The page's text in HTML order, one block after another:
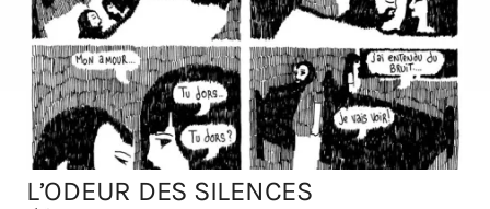
L’ODEUR DES SILENCES